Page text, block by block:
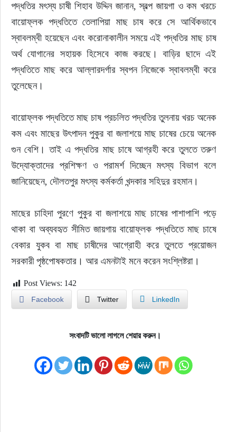
পদ্ধতির মৎস্য চাষী শিহাব উদ্দিন জানান, স্বল্প জায়গা ও কম খরচে
বায়োফ্লক পদ্ধতিতে তেলাপিয়া মাছ চাষ করে সে আর্থিকভাবে
স্বাবলম্বী হয়েছেন এবং করোনাকালীন সময়ে এই পদ্ধতির মাছ চাষ
অর্থ যোগানের সহায়ক হিসেবে কাজ করছে। বাড়ির ছাদে এই
পদ্ধতিতে মাছ করে আল্লারদর্গার স্বপন নিজেকে স্বাবলম্বী করে
তুলেছেন।
বায়োফ্লক পদ্ধতিতে মাছ চাষ প্রচলিত পদ্ধতির তুলনায় খরচ অনেক
কম এবং মাছের উৎপাদন পুকুর বা জলাশয়ে মাছ চাষের চেয়ে অনেক
গুন বেশি। তাই এ পদ্ধতির মাছ চাষে আগ্রহী করে তুলতে তরুণ
উদ্যোক্তাদের প্রশিক্ষণ ও পরামর্শ দিচ্ছেন মৎস্য বিভাগ বলে
জানিয়েছেন, দৌলতপুর মৎস্য কর্মকর্তা খন্দকার সহিদুর রহমান।
মাছের চাহিদা পুরণে পুকুর বা জলাশয়ে মাছ চাষের পাশাপাশি পড়ে
থাকা বা অব্যবহৃত সীমিত জায়গায় বায়োফ্লক পদ্ধতিতে মাছ চাষে
বেকার যুকব বা মাছ চাষীদের আগ্রোহী করে তুলতে প্রয়োজন
সরকারী পৃষ্ঠপোষকতার। আর এমনটাই মনে করেন সংশ্লিষ্টরা।
Post Views: 142
Facebook Twitter LinkedIn
সংবাদটি ভালো লাগলে শেয়ার করুন।